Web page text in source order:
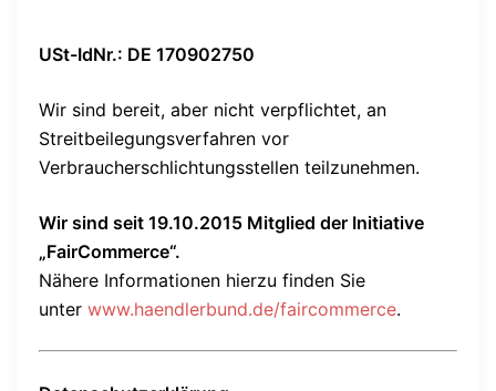
USt-IdNr.: DE 170902750
Wir sind bereit, aber nicht verpflichtet, an
Streitbeilegungsverfahren vor
Verbraucherschlichtungsstellen teilzunehmen.
Wir sind seit 19.10.2015 Mitglied der Initiative
„FairCommerce“.
Nähere Informationen hierzu finden Sie
unter www.haendlerbund.de/faircommerce.